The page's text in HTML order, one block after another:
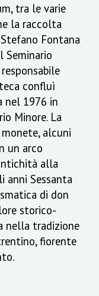
tra le varie
la raccolta
Fontana
Seminario
confluì
nel 1976 in
Minore. La
alcuni
un arco
alla
anni Sessanta
di don
storico-
nella tradizione
fiorente